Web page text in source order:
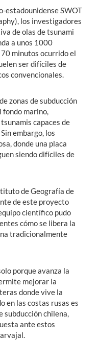
estadounidense SWOT
los investigadores
de olas de tsunami
a unos 1000
minutos ocurrido el
ser difíciles de
convencionales.
zonas de subducción
marino,
capaces de
embargo, los
donde una placa
siendo difíciles de
de Geografía de
de este proyecto
científico pudo
cómo se libera la
tradicionalmente
porque avanza la
mejorar la
donde vive la
en las costas rusas es
chilena,
ante estos